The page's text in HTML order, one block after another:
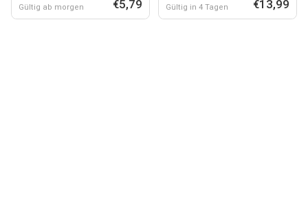
Gültig ab morgen €5,79 Gültig in 4 Tagen €13,99